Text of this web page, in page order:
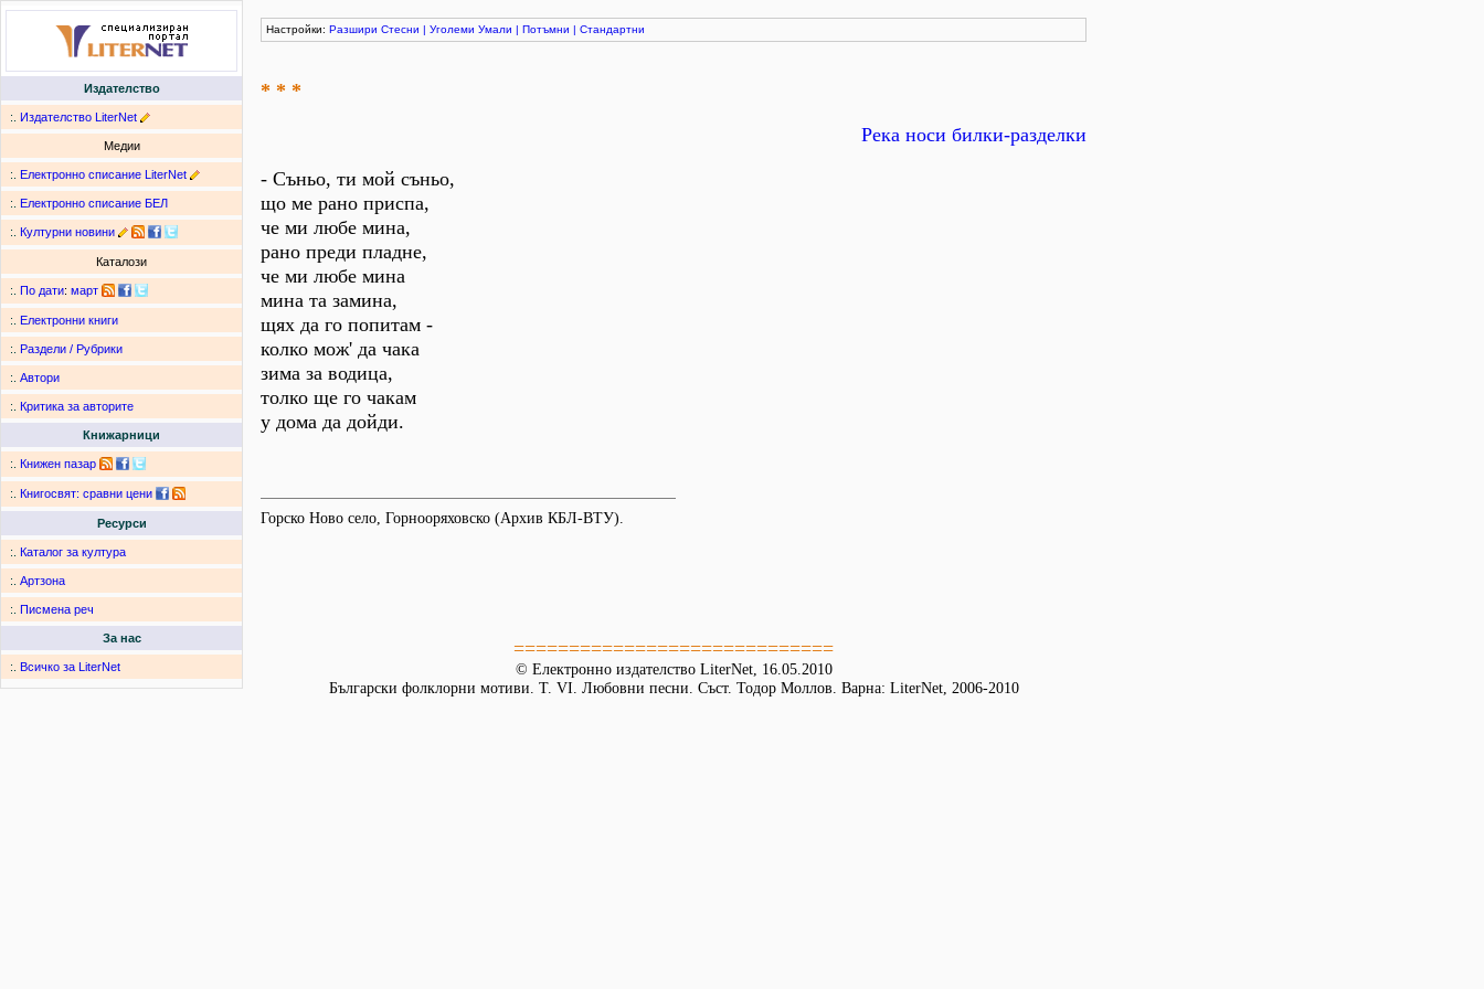
Издателство
:. Издателство LiterNet
Медии
:. Електронно списание LiterNet
:. Електронно списание БЕЛ
:. Културни новини
Каталози
:. По дати: март
:. Електронни книги
:. Раздели / Рубрики
:. Автори
:. Критика за авторите
Книжарници
:. Книжен пазар
:. Книгосвят: сравни цени
Ресурси
:. Каталог за култура
:. Артзона
:. Писмена реч
За нас
:. Всичко за LiterNet
Настройки: Разшири Стесни | Уголеми Умали | Потъмни | Стандартни
* * *
Река носи билки-разделки
- Съньо, ти мой съньо,
що ме рано приспа,
че ми любе мина,
рано преди пладне,
че ми любе мина
мина та замина,
щях да го попитам -
колко мож' да чака
зима за водица,
толко ще го чакам
у дома да дойди.
Горско Ново село, Горнооряховско (Архив КБЛ-ВТУ).
=============================
© Електронно издателство LiterNet, 16.05.2010
Български фолклорни мотиви. Т. VI. Любовни песни. Съст. Тодор Моллов. Варна: LiterNet, 2006-2010